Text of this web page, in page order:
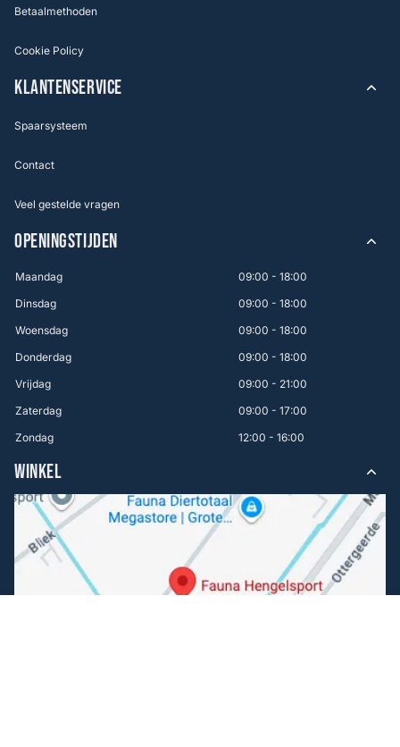
Betaalmethoden
Cookie Policy
KLANTENSERVICE
Spaarsysteem
Contact
Veel gestelde vragen
OPENINGSTIJDEN
Maandag
09:00 - 18:00
Dinsdag
09:00 - 18:00
Woensdag
09:00 - 18:00
Donderdag
09:00 - 18:00
Vrijdag
09:00 - 21:00
Zaterdag
09:00 - 17:00
Zondag
12:00 - 16:00
WINKEL